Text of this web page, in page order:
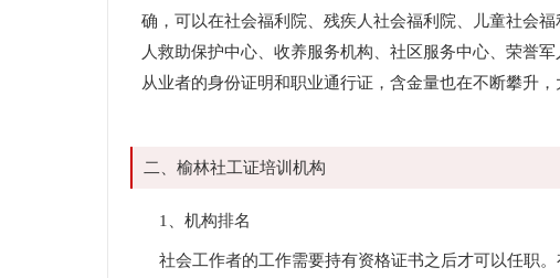
确，可以在社会福利院、残疾人社会福利院、儿童社会
人救助保护中心、收养服务机构、社区服务中心、荣誉
从业者的身份证明和职业通行证，含金量也在不断攀升，
二、榆林社工证培训机构
1、机构排名
社会工作者的工作需要持有资格证书之后才可以任职